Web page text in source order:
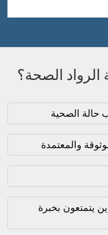
الرواد الصحة؟
حالة الصحية
والمعتمدة
يتمتعون بخبرة